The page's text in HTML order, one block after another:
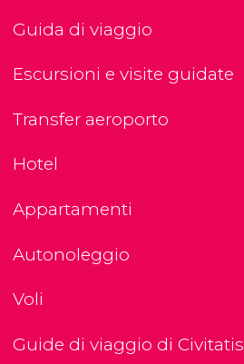
Guida di viaggio
Escursioni e visite guidate
Transfer aeroporto
Hotel
Appartamenti
Autonoleggio
Voli
Guide di viaggio di Civitatis